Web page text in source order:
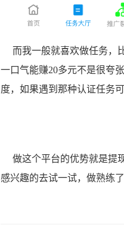
而我一般就喜欢做任务，
一口气能赚20多元不是很夸
度，如果遇到那种认证任务
做这个平台的优势就是提
感兴趣的去试一试，做熟练